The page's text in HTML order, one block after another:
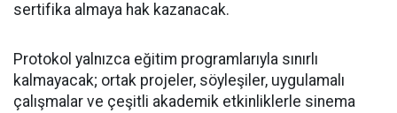
sertifika almaya hak kazanacak.
Protokol yalnızca eğitim programlarıyla sınırlı
kalmayacak; ortak projeler, söyleşiler, uygulamalı
çalışmalar ve çeşitli akademik etkinliklerle sinema